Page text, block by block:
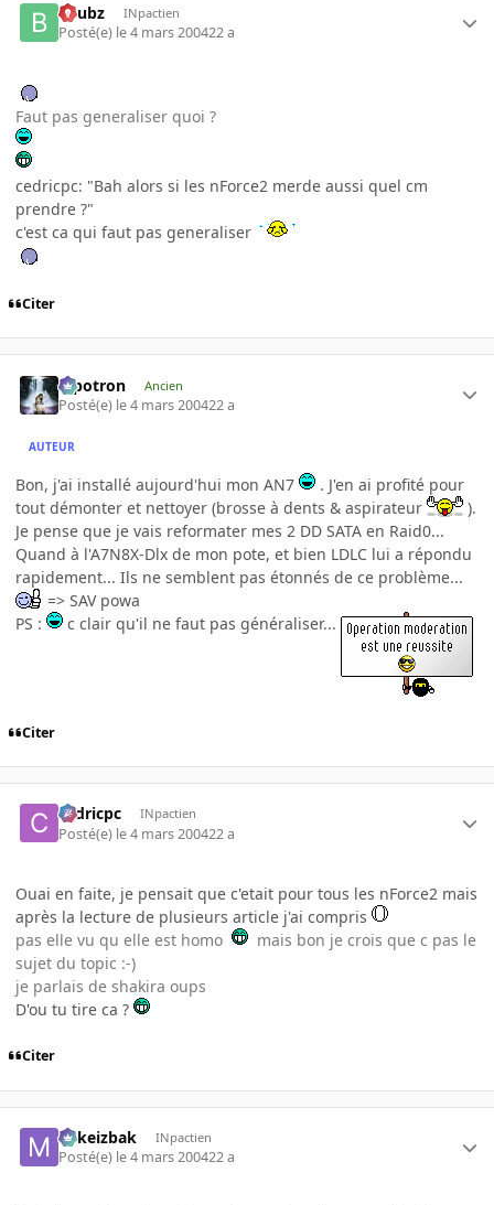
beubz INpactien
Posté(e) le 4 mars 200422 a
Faut pas generaliser quoi ?
cedricpc: "Bah alors si les nForce2 merde aussi quel cm
prendre ?"
c'est ca qui faut pas generaliser
Citer
Pipotron Ancien
Posté(e) le 4 mars 200422 a
AUTEUR
Bon, j'ai installé aujourd'hui mon AN7
. J'en ai profité pour
tout démonter et nettoyer (brosse à dents & aspirateur
).
Je pense que je vais reformater mes 2 DD SATA en Raid0...
Quand à l'A7N8X-Dlx de mon pote, et bien LDLC lui a répondu
rapidement... Ils ne semblent pas étonnés de ce problème...
=> SAV powa
PS :
c clair qu'il ne faut pas généraliser...
Citer
cedricpc INpactien
Posté(e) le 4 mars 200422 a
Ouai en faite, je pensait que c'etait pour tous les nForce2 mais
après la lecture de plusieurs article j'ai compris
pas elle vu qu elle est homo
mais bon je crois que c pas le
sujet du topic :-)
je parlais de shakira oups
D'ou tu tire ca ?
Citer
Mikeizbak INpactien
Posté(e) le 4 mars 200422 a